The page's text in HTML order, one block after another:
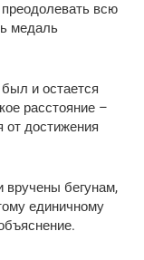
всю
медаль
и остается
расстояние –
от достижения
бегунам,
единичному